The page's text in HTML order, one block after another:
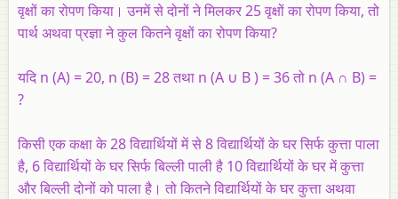
वृक्षों का रोपण किया। उनमें से दोनों ने मिलकर 25 वृक्षों का रोपण किया, तो
पार्थ अथवा प्रज्ञा ने कुल कितने वृक्षों का रोपण किया?
यदि n (A) = 20, n (B) = 28 तथा n (A ∪ B ) = 36 तो n (A ∩ B) =
?
किसी एक कक्षा के 28 विद्यार्थियों में से 8 विद्यार्थियों के घर सिर्फ कुत्ता पाला
है, 6 विद्यार्थियों के घर सिर्फ बिल्ली पाली है 10 विद्यार्थियों के घर में कुत्ता
और बिल्ली दोनों को पाला है। तो कितने विद्यार्थियों के घर कुत्ता अथवा